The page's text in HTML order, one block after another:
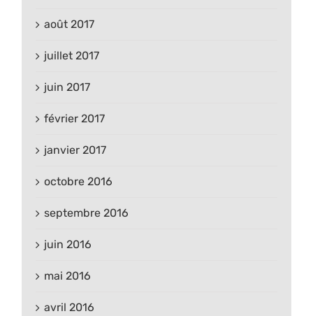
août 2017
juillet 2017
juin 2017
février 2017
janvier 2017
octobre 2016
septembre 2016
juin 2016
mai 2016
avril 2016